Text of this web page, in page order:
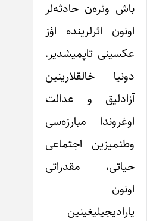
باش وئره‌ن حادثه‌لر
اونون اثرلرینده اؤز
عکسینی تاپمیشدیر.
دونیا خالقلارینین
آزادلیق و عدالت
اوغروندا مبارزه‌سی
وطنمیزین اجتماعی
حیاتی، مقدراتی
اونون
یارادیجیلیغینین